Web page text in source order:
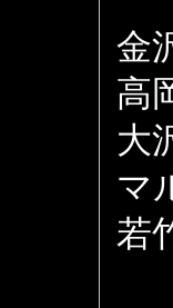
金
高
大
マ
若